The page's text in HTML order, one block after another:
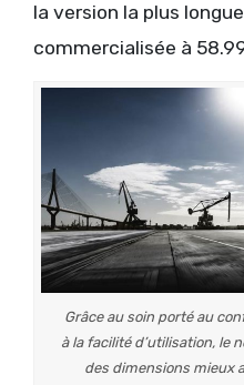
la version la plus
commercialisée à
Grâce au soin porté au
à la facilité d’utilisation, le
des dimensions mieux